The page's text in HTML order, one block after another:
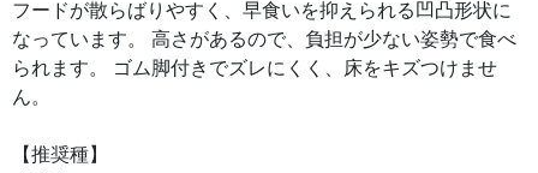
フードが散らばりやすく、早食いを抑えられる凹凸形状に
なっています。 高さがあるので、負担が少ない姿勢で食べ
られます。 ゴム脚付きでズレにくく、床をキズつけませ
ん。
【推奨種】